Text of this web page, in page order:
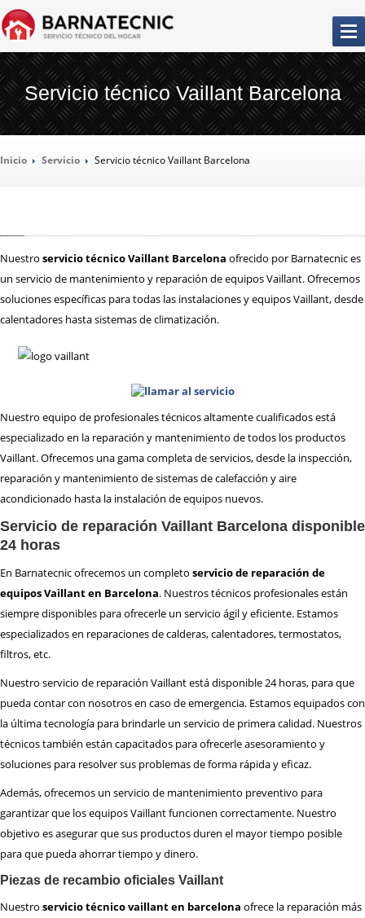
SERVICIO TÉCNICO BARCELONA
LAEMPRESA
REPARACIÓNCALDERAS
REPARACIÓNCALENTADORES
REPARACIÓNCAMPANAS EXTRACTORAS
REPARACIÓN
CONGELADORES
REPARACIÓN
LAVADORAS
REPARACIÓNLAVAVAJILLAS
REPARACIÓNSECADORAS
REPARACIÓNVITROCERAMICAS
TRABAJA
ZONADE ACTUACIÓN
CONTACTO BARNATECNIC
Servicio técnico Vaillant Barcelona
Inicio Servicio Serviciotécnico Vaillant Barcelona
Nuestro servicio técnico Vaillant Barcelona ofrecido por Barnatecnic es
un servicio de mantenimiento y reparación de equipos Vaillant. Ofrecemos
soluciones específicas para todas las instalaciones y equipos Vaillant, desde
calentadores hasta sistemas de climatización.
Nuestro equipo de profesionales técnicos altamente cualificados está
especializado en la reparación y mantenimiento de todos los productos
Vaillant. Ofrecemos una gama completa de servicios, desde la inspección,
reparación y mantenimiento de sistemas de calefacción y aire
acondicionado hasta la instalación de equipos nuevos.
Servicio de reparación Vaillant Barcelona disponible
24 horas
En Barnatecnic ofrecemos un completo servicio de reparación de
equipos Vaillant en Barcelona. Nuestros técnicos profesionales están
siempre disponibles para ofrecerle un servicio ágil y eficiente. Estamos
especializados en reparaciones de calderas, calentadores, termostatos,
filtros, etc.
Nuestro servicio de reparación Vaillant está disponible 24 horas, para que
pueda contar con nosotros en caso de emergencia. Estamos equipados con
la última tecnología para brindarle un servicio de primera calidad. Nuestros
técnicos también están capacitados para ofrecerle asesoramiento y
soluciones para resolver sus problemas de forma rápida y eficaz.
Además, ofrecemos un servicio de mantenimiento preventivo para
garantizar que los equipos Vaillant funcionen correctamente. Nuestro
objetivo es asegurar que sus productos duren el mayor tiempo posible
para que pueda ahorrar tiempo y dinero.
Piezas de recambio oficiales Vaillant
Nuestro servicio técnico vaillant en barcelona ofrece la reparación más